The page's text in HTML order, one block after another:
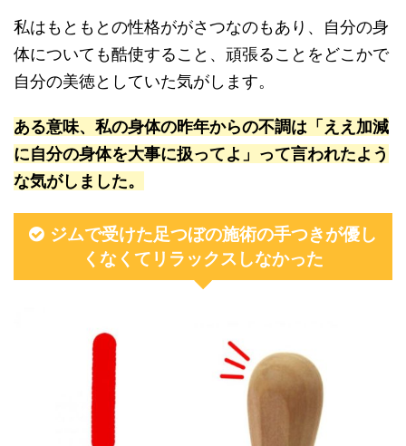
私はもともとの性格ががさつなのもあり、自分の身
体についても酷使すること、頑張ることをどこかで
自分の美徳としていた気がします。
ある意味、私の身体の昨年からの不調は「ええ加減
に自分の身体を大事に扱ってよ」って言われたよう
な気がしました。
ジムで受けた足つぼの施術の手つきが優し
くなくてリラックスしなかった